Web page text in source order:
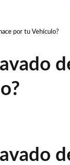
por tu Vehículo?